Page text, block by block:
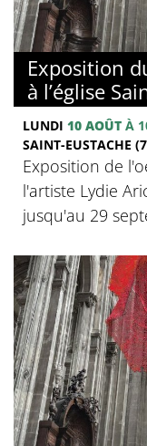
Exposition
à l’église
LUNDI 10 AOÛT À
SAINT-EUSTACHE
Exposition de
l'artiste Lydie
jusqu'au 29